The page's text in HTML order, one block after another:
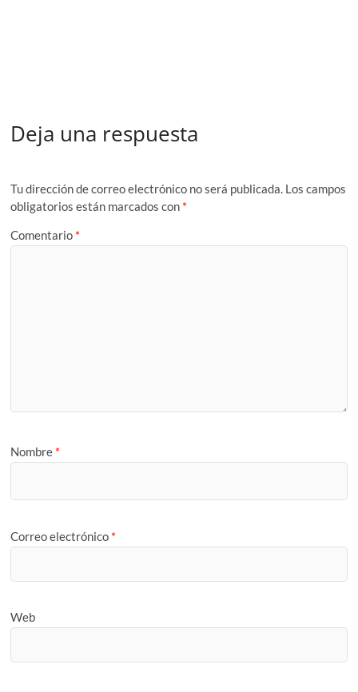
Deja una respuesta
Tu dirección de correo electrónico no será publicada. Los campos
obligatorios están marcados con *
Comentario *
Nombre *
Correo electrónico *
Web